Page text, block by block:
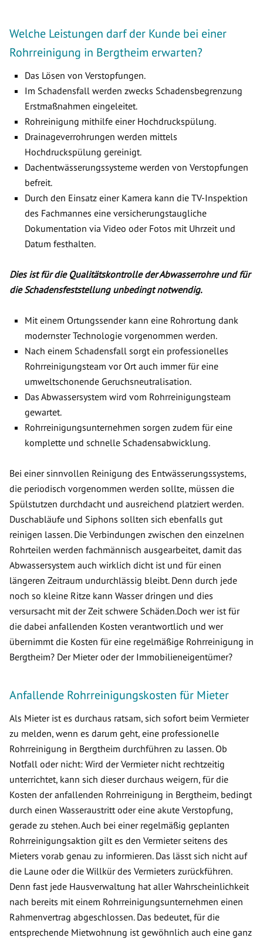
Welche Leistungen darf der Kunde bei einer
Rohrreinigung in Bergtheim erwarten?
Das Lösen von Verstopfungen.
Im Schadensfall werden zwecks Schadensbegrenzung
Erstmaßnahmen eingeleitet.
Rohreinigung mithilfe einer Hochdruckspülung.
Drainageverrohrungen werden mittels
Hochdruckspülung gereinigt.
Dachentwässerungssysteme werden von Verstopfungen
befreit.
Durch den Einsatz einer Kamera kann die TV-Inspektion
des Fachmannes eine versicherungstaugliche
Dokumentation via Video oder Fotos mit Uhrzeit und
Datum festhalten.
Dies ist für die Qualitätskontrolle der Abwasserrohre und für
die Schadensfeststellung unbedingt notwendig.
Mit einem Ortungssender kann eine Rohrortung dank
modernster Technologie vorgenommen werden.
Nach einem Schadensfall sorgt ein professionelles
Rohrreinigungsteam vor Ort auch immer für eine
umweltschonende Geruchsneutralisation.
Das Abwassersystem wird vom Rohrreinigungsteam
gewartet.
Rohrreinigungsunternehmen sorgen zudem für eine
komplette und schnelle Schadensabwicklung.
Bei einer sinnvollen Reinigung des Entwässerungssystems,
die periodisch vorgenommen werden sollte, müssen die
Spülstutzen durchdacht und ausreichend platziert werden.
Duschabläufe und Siphons sollten sich ebenfalls gut
reinigen lassen. Die Verbindungen zwischen den einzelnen
Rohrteilen werden fachmännisch ausgearbeitet, damit das
Abwassersystem auch wirklich dicht ist und für einen
längeren Zeitraum undurchlässig bleibt. Denn durch jede
noch so kleine Ritze kann Wasser dringen und dies
versursacht mit der Zeit schwere Schäden.Doch wer ist für
die dabei anfallenden Kosten verantwortlich und wer
übernimmt die Kosten für eine regelmäßige Rohrreinigung in
Bergtheim? Der Mieter oder der Immobilieneigentümer?
Anfallende Rohrreinigungskosten für Mieter
Als Mieter ist es durchaus ratsam, sich sofort beim Vermieter
zu melden, wenn es darum geht, eine professionelle
Rohrreinigung in Bergtheim durchführen zu lassen. Ob
Notfall oder nicht: Wird der Vermieter nicht rechtzeitig
unterrichtet, kann sich dieser durchaus weigern, für die
Kosten der anfallenden Rohrreinigung in Bergtheim, bedingt
durch einen Wasseraustritt oder eine akute Verstopfung,
gerade zu stehen. Auch bei einer regelmäßig geplanten
Rohrreinigungsaktion gilt es den Vermieter seitens des
Mieters vorab genau zu informieren. Das lässt sich nicht auf
die Laune oder die Willkür des Vermieters zurückführen.
Denn fast jede Hausverwaltung hat aller Wahrscheinlichkeit
nach bereits mit einem Rohrreinigungsunternehmen einen
Rahmenvertrag abgeschlossen. Das bedeutet, für die
entsprechende Mietwohnung ist gewöhnlich auch eine ganz